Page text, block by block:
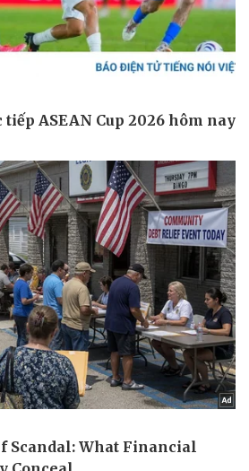
Quân sự - Quốc phòng
Vũ khí
Việt Nam
Phân tích